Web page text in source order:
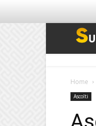
Home
Ascolti